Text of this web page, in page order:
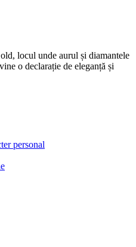
locul unde aurul și diamantele
o declarație de eleganță și
personal